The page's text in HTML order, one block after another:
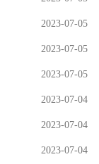
2023-07-05
2023-07-05
2023-07-05
2023-07-04
2023-07-04
2023-07-04